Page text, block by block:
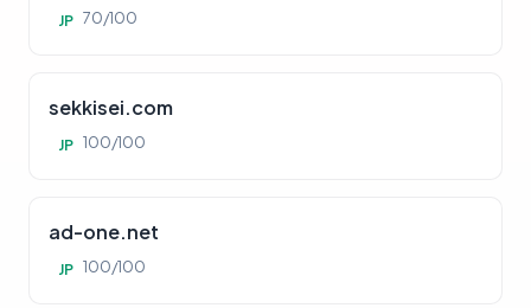
JP 70/100
sekkisei.com
JP 100/100
ad-one.net
JP 100/100